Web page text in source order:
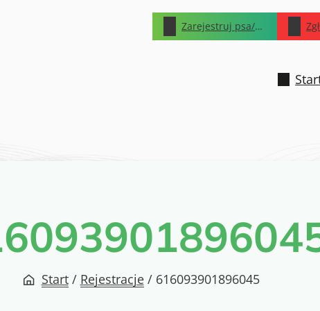
Zarejestruj psa/kota
Start / Rejestracje / 616093901896045